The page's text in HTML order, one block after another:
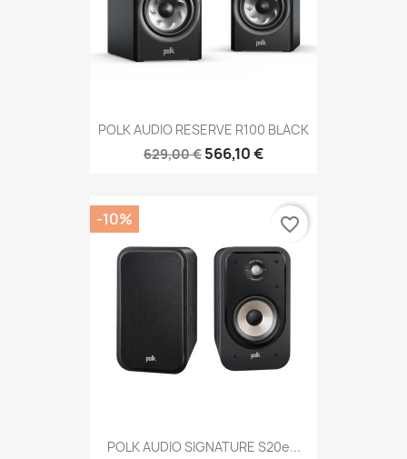
POLK AUDIO RESERVE R100 BLACK
629,00 € 566,10 €
POLK AUDIO SIGNATURE S20e...
-10% favorite_border